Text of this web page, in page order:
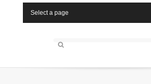
Select a page